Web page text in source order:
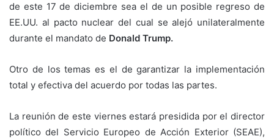
de este 17 de diciembre sea el de un posible regreso de
EE.UU. al pacto nuclear del cual se alejó unilateralmente
durante el mandato de Donald Trump.
Otro de los temas es el de garantizar la implementación
total y efectiva del acuerdo por todas las partes.
La reunión de este viernes estará presidida por el director
político del Servicio Europeo de Acción Exterior (SEAE),